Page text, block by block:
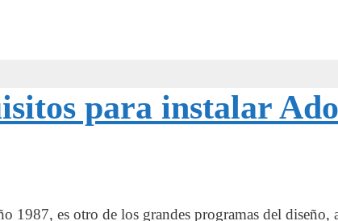
para instalar
1987, es otro de los grandes programas del diseño,